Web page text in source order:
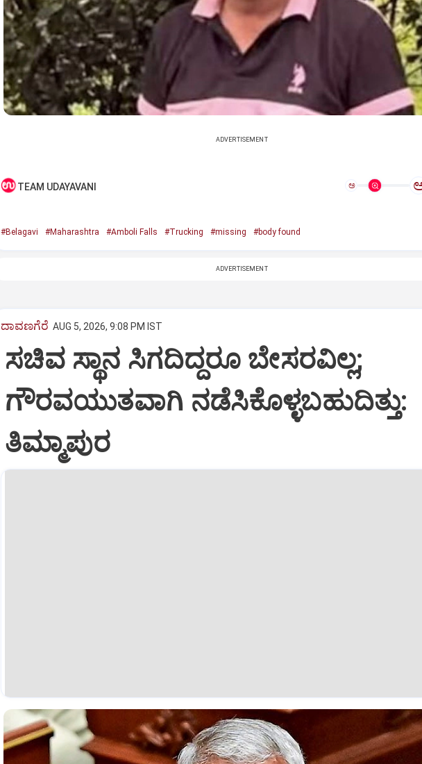
ADVERTISEMENT
TEAM UDAYAVANI ಅ
#Belagavi #Maharashtra #Amboli Falls #Trucking #missing #body found
ADVERTISEMENT
ದಾವಣಗೆರೆ AUG 5, 2026, 9:08 PM IST
ಸಚಿವ ಸ್ಥಾನ ಸಿಗದಿದ್ದರೂ ಬೇಸರವಿಲ್ಲ;
ಗೌರವಯುತವಾಗಿ ನಡೆಸಿಕೊಳ್ಳಬಹುದಿತ್ತು:
ತಿಮ್ಮಾಪುರ